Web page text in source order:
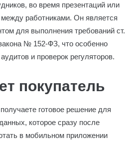
во время презентаций или
между работниками. Он является
для выполнения требований ст.
№ 152-ФЗ, что особенно
и проверок регуляторов.
покупатель
готовое решение для
которое сразу после
в мобильном приложении